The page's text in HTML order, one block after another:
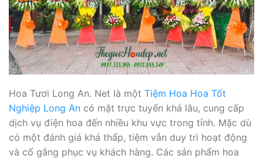
Hoa Tươi Long An. Net là một Tiệm Hoa Hoa Tốt
Nghiệp Long An có mặt trực tuyến khá lâu, cung cấp
dịch vụ điện hoa đến nhiều khu vực trong tỉnh. Mặc dù
có một đánh giá khá thấp, tiệm vẫn duy trì hoạt động
và cố gắng phục vụ khách hàng. Các sản phẩm hoa